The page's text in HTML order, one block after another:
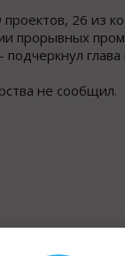
26 из
прорывных
глава
не сообщил.